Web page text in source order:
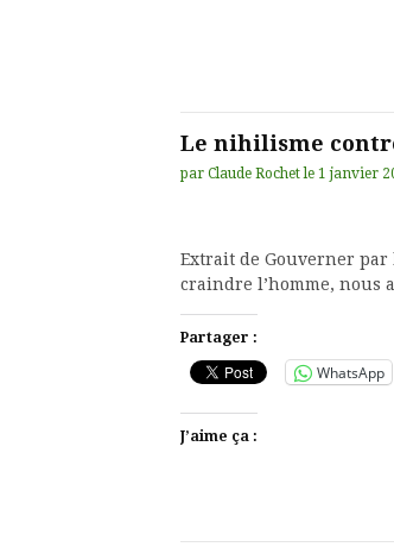
Le nihilisme
par Claude Rochet le 1 janvier
Extrait de Gouverner par
craindre l’homme, nous
Partager :
WhatsApp
J’aime ça :